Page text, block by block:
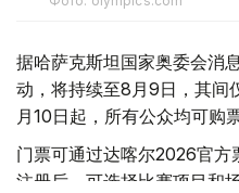
据哈萨克斯坦国家奥委会消
动，将持续至8月9日，其间
月10日起，所有公众均可购票
门票可通过达喀尔2026官
注册后，可选择比赛项目和